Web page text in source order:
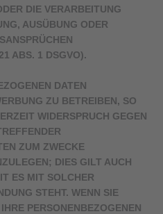
DIE VERARBEITUNG
AUSÜBUNG ODER
ABS. 1 DSGVO).
DATEN
ZU BETREIBEN, SO
WIDERSPRUCH GEGEN
ZUM ZWECKE
DIES GILT AUCH
ES MIT SOLCHER
STEHT. WENN SIE
PERSONENBEZOGENEN